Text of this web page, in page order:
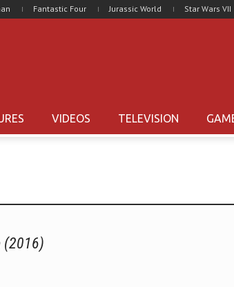
Fantastic Four Jurassic World Star Wars VII
VIDEOS TELEVISION
(2016)